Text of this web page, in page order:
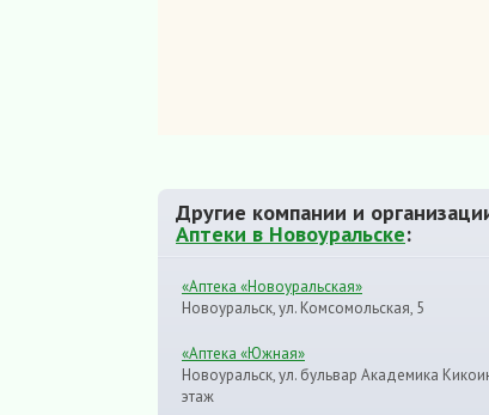
Другие компании и
Аптеки в Новоуральске:
«Аптека «Новоуральская»
Новоуральск, ул. Комсомольская, 5
«Аптека «Южная»
Новоуральск, ул. бульвар Академика
этаж